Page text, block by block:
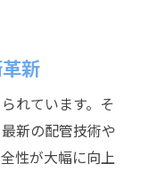
新
れています。そ
新の配管技術や
性が大幅に向上